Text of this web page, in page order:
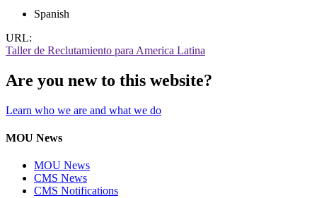
Spanish
URL:
Taller de Reclutamiento para America Latina
Are you new to this website?
Learn who we are and what we do
MOU News
MOU News
CMS News
CMS Notifications